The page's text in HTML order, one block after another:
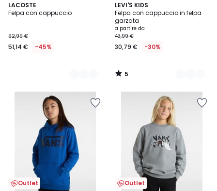
LACOSTE
Felpa con cappuccio
92,99 €
51,14 € -45%
2
Colori
LEVI'S KIDS
Felpa con cappuccio in felpa
garzata
a partire da
43,99 €
30,79 € -30%
5
/
5
2
Colori
5
/
Outlet Outlet